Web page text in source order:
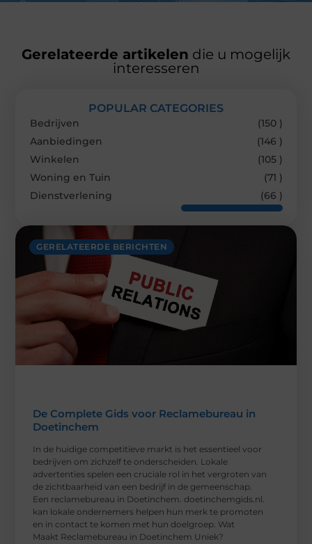
Gerelateerde artikelen die u mogelijk
interesseren
GERELATEERDE BERICHTEN
De Complete Gids voor Reclamebureau in
Doetinchem
In de huidige competitieve markt is het essentieel voor
bedrijven om zichzelf te onderscheiden. Lokale
advertenties spelen een cruciale rol in het vergroten van
de zichtbaarheid van een bedrijf in de gemeenschap.
Een reclamebureau in Doetinchem. doetinchemgids.nl.
kan lokale ondernemers helpen hun merk te promoten
en in contact te komen met hun doelgroep. Wat
Maakt Reclamebureau in Doetinchem Uniek?
POPULAR CATEGORIES
Bedrijven
(150 )
Aanbiedingen
(146 )
Winkelen
(105 )
Woning en Tuin
(71 )
Dienstverlening
(66 )